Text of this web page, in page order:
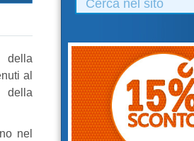
della
al
della
nel